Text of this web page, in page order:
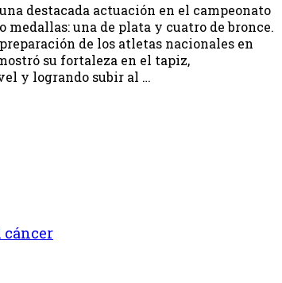
destacada actuación en el campeonato
una de plata y cuatro de bronce.
de los atletas nacionales en
su fortaleza en el tapiz,
y logrando subir al …
cáncer